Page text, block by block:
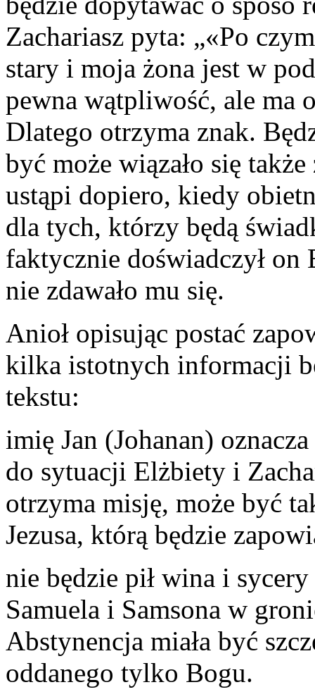
Zachariasz pyta: „«Po
stary i moja żona jest w
pewna wątpliwość, ale ma
Dlatego otrzyma znak.
być może wiązało się
ustąpi dopiero, kiedy
dla tych, którzy będą
faktycznie doświadczył
nie zdawało mu się.
Anioł opisując postać
kilka istotnych informacji
tekstu:
imię Jan (Johanan)
do sytuacji Elżbiety i
otrzyma misję, może być
Jezusa, którą będzie
nie będzie pił wina i
Samuela i Samsona w
Abstynencja miała być
oddanego tylko Bogu.